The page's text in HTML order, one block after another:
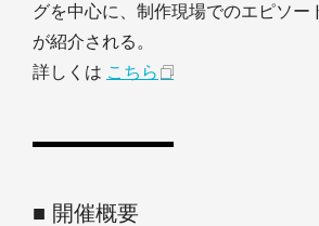
グを中心に、制作現場でのエピソー
が紹介される。
詳しくは こちら
■ 開催概要